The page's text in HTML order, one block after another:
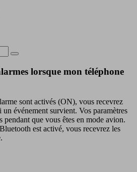
lorsque mon téléphone
sont activés (ON), vous recevrez
événement survient. Vos paramètres
pendant que vous êtes en mode avion.
est activé, vous recevrez les